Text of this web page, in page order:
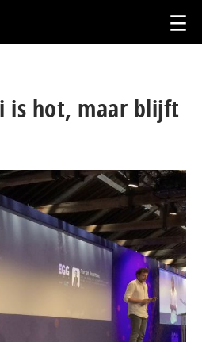
is hot, maar blijft